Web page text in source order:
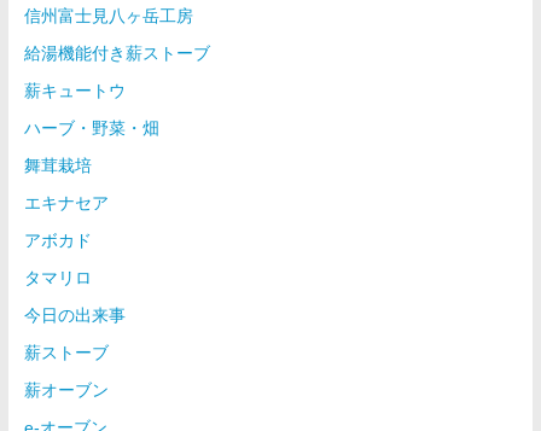
信州富士見八ヶ岳工房
給湯機能付き薪ストーブ
薪キュートウ
ハーブ・野菜・畑
舞茸栽培
エキナセア
アボカド
タマリロ
今日の出来事
薪ストーブ
薪オーブン
e-オーブン